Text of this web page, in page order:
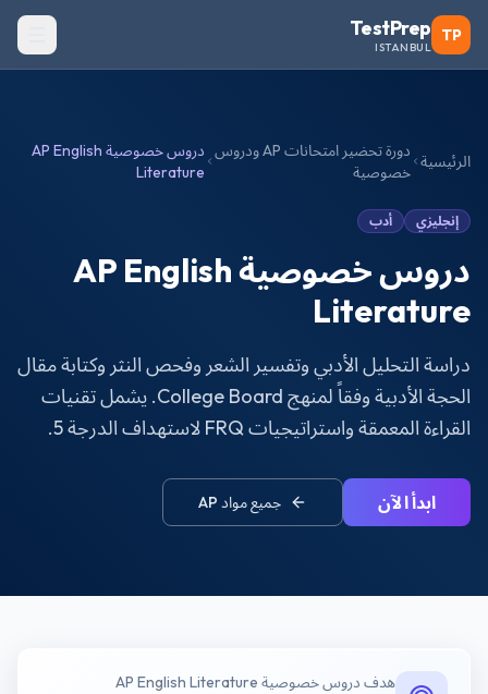
TP
TestPrep
ISTANBUL
الرئيسية
دورة تحضير امتحانات AP ودروس
خصوصية
دروس خصوصية AP English
Literature
إنجليزي أدب
دروس خصوصية AP English
Literature
دراسة التحليل الأدبي وتفسير الشعر وفحص النثر وكتابة مقال
الحجة الأدبية وفقاً لمنهج College Board. يشمل تقنيات
القراءة المعمقة واستراتيجيات FRQ لاستهداف الدرجة 5.
ابدأ الآن جميع مواد AP
هدف دروس خصوصية AP English Literature